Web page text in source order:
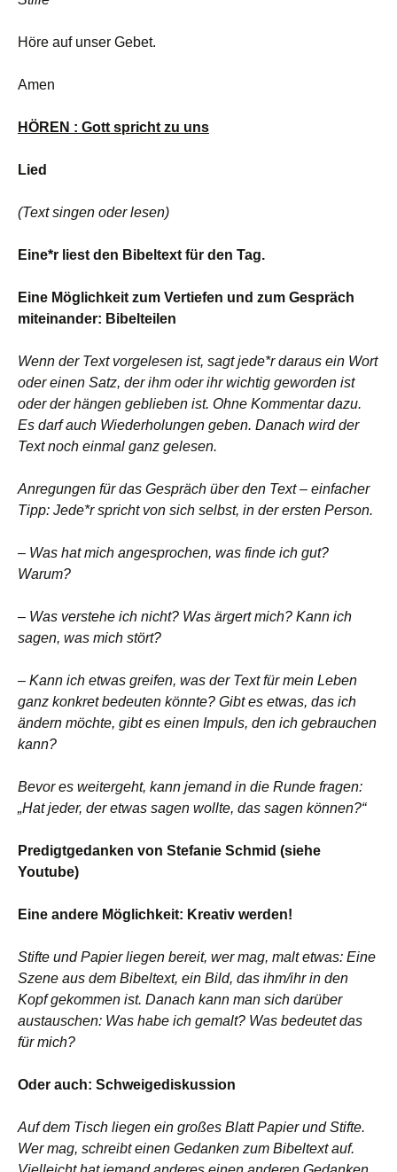
Höre auf unser Gebet.
Amen
HÖREN : Gott spricht zu uns
Lied
(Text singen oder lesen)
Eine*r liest den Bibeltext für den Tag.
Eine Möglichkeit zum Vertiefen und zum Gespräch
miteinander: Bibelteilen
Wenn der Text vorgelesen ist, sagt jede*r daraus ein Wort
oder einen Satz, der ihm oder ihr wichtig geworden ist
oder der hängen geblieben ist. Ohne Kommentar dazu.
Es darf auch Wiederholungen geben. Danach wird der
Text noch einmal ganz gelesen.
Anregungen für das Gespräch über den Text – einfacher
Tipp: Jede*r spricht von sich selbst, in der ersten Person.
– Was hat mich angesprochen, was finde ich gut?
Warum?
– Was verstehe ich nicht? Was ärgert mich? Kann ich
sagen, was mich stört?
– Kann ich etwas greifen, was der Text für mein Leben
ganz konkret bedeuten könnte? Gibt es etwas, das ich
ändern möchte, gibt es einen Impuls, den ich gebrauchen
kann?
Bevor es weitergeht, kann jemand in die Runde fragen:
„Hat jeder, der etwas sagen wollte, das sagen können?“
Predigtgedanken von Stefanie Schmid (siehe
Youtube)
Eine andere Möglichkeit: Kreativ werden!
Stifte und Papier liegen bereit, wer mag, malt etwas: Eine
Szene aus dem Bibeltext, ein Bild, das ihm/ihr in den
Kopf gekommen ist. Danach kann man sich darüber
austauschen: Was habe ich gemalt? Was bedeutet das
für mich?
Oder auch: Schweigediskussion
Auf dem Tisch liegen ein großes Blatt Papier und Stifte.
Wer mag, schreibt einen Gedanken zum Bibeltext auf.